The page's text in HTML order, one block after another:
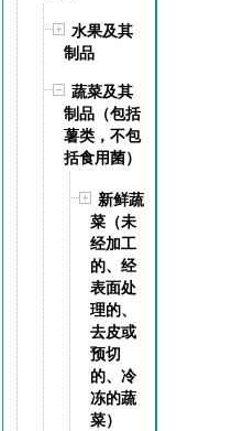
水果及其
制品
蔬菜及其
制品（包括
薯类，不包
括食用菌）
新鲜蔬
菜（未
经加工
的、经
表面处
理的、
去皮或
预切
的、冷
冻的蔬
菜）